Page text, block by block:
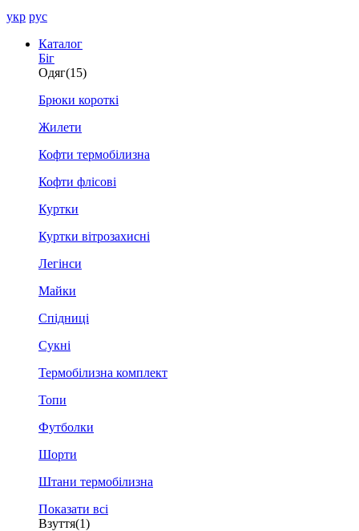
укр рус
Каталог
Біг
Одяг(15)
Брюки короткі
Жилети
Кофти термобілизна
Кофти флісові
Куртки
Куртки вітрозахисні
Легінси
Майки
Спідниці
Сукні
Термобілизна комплект
Топи
Футболки
Шорти
Штани термобілизна
Показати всі
Взуття(1)